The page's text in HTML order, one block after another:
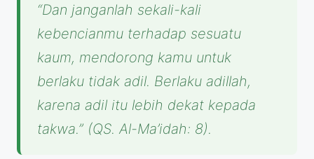
“Dan janganlah sekali-kali
kebencianmu terhadap sesuatu
kaum, mendorong kamu untuk
berlaku tidak adil. Berlaku adillah,
karena adil itu lebih dekat kepada
takwa.” (QS. Al-Ma’idah: 8).